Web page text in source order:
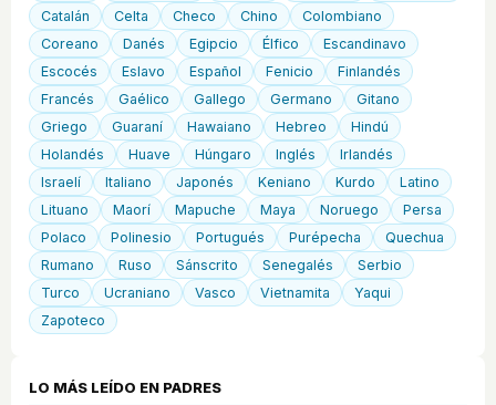
Catalán
Celta Checo Chino
Colombiano
Coreano
Danés Egipcio Élfico
Escandinavo
Escocés
Eslavo Español Fenicio
Finlandés
Francés
Gaélico Gallego Germano
Gitano
Griego
Guaraní Hawaiano Hebreo
Hindú
Holandés
Huave Húngaro Inglés
Irlandés
Israelí
Italiano Japonés Keniano Kurdo
Latino
Lituano
Maorí Mapuche Maya Noruego
Persa
Polaco
Polinesio Portugués Purépecha
Quechua
Rumano
Ruso Sánscrito Senegalés
Serbio
Turco
Ucraniano Vasco Vietnamita
Yaqui
Zapoteco
LO MÁS LEÍDO EN PADRES